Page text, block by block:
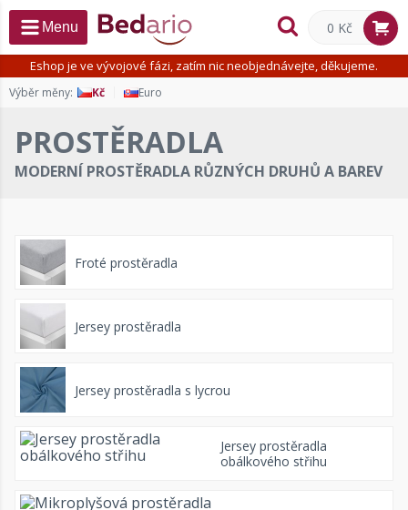
Eshop je ve vývojové fázi, zatím nic neobjednávejte, děkujeme.
Výběr měny: Kč Euro
Menu 0 Kč
PROSTĚRADLA
MODERNÍ PROSTĚRADLA RŮZNÝCH DRUHŮ A BAREV
Froté prostěradla
Jersey prostěradla
Jersey prostěradla s lycrou
Jersey prostěradla
obálkového střihu